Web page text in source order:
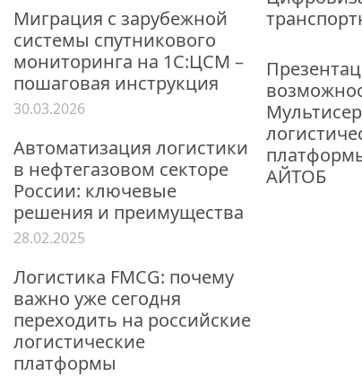
Миграция с зарубежной
системы спутникового
мониторинга на 1С:ЦСМ –
пошаговая инструкция
30.03.2026
Автоматизация логистики
в нефтегазовом секторе
России: ключевые
решения и преимущества
28.02.2025
Логистика FMCG: почему
важно уже сегодня
переходить на российские
логистические
платформы
АЙТОБ